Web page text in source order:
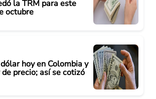
la TRM para este
octubre
hoy en Colombia y
precio; así se cotizó